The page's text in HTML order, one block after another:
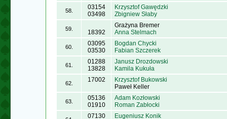
58.
03154
03498
Krzysztof Gawędzki
Zbigniew Słaby
59. 18392
Grażyna Bremer
Anna Stelmach
60.
03095
03530
Bogdan Chycki
Fabian Szczerek
61.
01288
13828
Janusz Drozdowski
Kamila Kukuła
62. 17002
Krzysztof Bukowski
Paweł Keller
63.
05136
01910
Adam Kozłowski
Roman Zabłocki
07130 Eugeniusz Konik